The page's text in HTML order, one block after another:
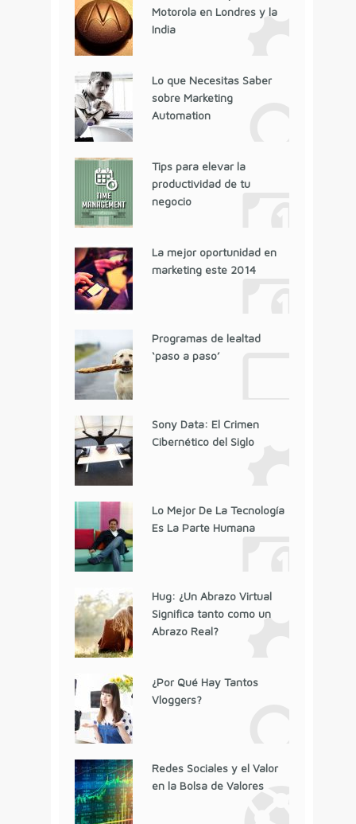
Motorola en Londres y la
India
Lo que Necesitas Saber
sobre Marketing
Automation
Tips para elevar la
productividad de tu
negocio
La mejor oportunidad en
marketing este 2014
Programas de lealtad
‘paso a paso’
Sony Data: El Crimen
Cibernético del Siglo
Lo Mejor De La Tecnología
Es La Parte Humana
Hug: ¿Un Abrazo Virtual
Significa tanto como un
Abrazo Real?
¿Por Qué Hay Tantos
Vloggers?
Redes Sociales y el Valor
en la Bolsa de Valores